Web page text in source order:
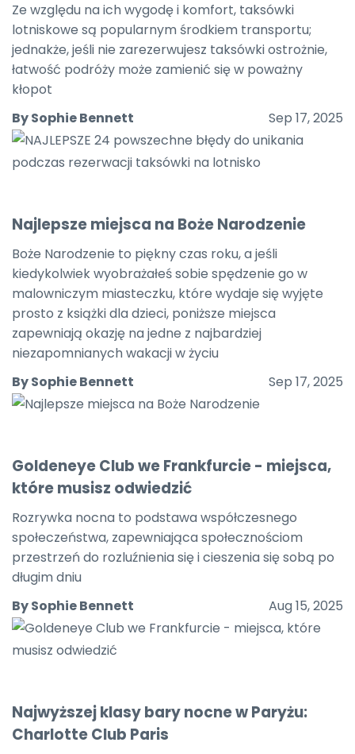
Ze względu na ich wygodę i komfort, taksówki
lotniskowe są popularnym środkiem transportu;
jednakże, jeśli nie zarezerwujesz taksówki ostrożnie,
łatwość podróży może zamienić się w poważny
kłopot
By Sophie Bennett
Sep 17, 2025
Najlepsze miejsca na Boże Narodzenie
Boże Narodzenie to piękny czas roku, a jeśli
kiedykolwiek wyobrażałeś sobie spędzenie go w
malowniczym miasteczku, które wydaje się wyjęte
prosto z książki dla dzieci, poniższe miejsca
zapewniają okazję na jedne z najbardziej
niezapomnianych wakacji w życiu
By Sophie Bennett
Sep 17, 2025
Goldeneye Club we Frankfurcie - miejsca,
które musisz odwiedzić
Rozrywka nocna to podstawa współczesnego
społeczeństwa, zapewniająca społecznościom
przestrzeń do rozluźnienia się i cieszenia się sobą po
długim dniu
By Sophie Bennett
Aug 15, 2025
Najwyższej klasy bary nocne w Paryżu:
Charlotte Club Paris